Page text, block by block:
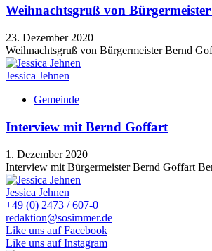
Weihnachtsgruß von
23. Dezember 2020
Weihnachtsgruß von Bürgermeister Bernd
Jessica Jehnen
Gemeinde
Interview mit Bernd Goffart
1. Dezember 2020
Interview mit Bürgermeister Bernd Goffart
Jessica Jehnen
+49 (0) 2473 / 607-0
redaktion@sosimmer.de
Like uns auf Facebook
Like uns auf Instagram